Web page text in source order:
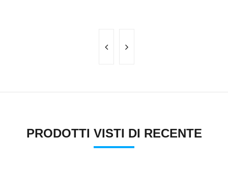
PRODOTTI VISTI DI RECENTE